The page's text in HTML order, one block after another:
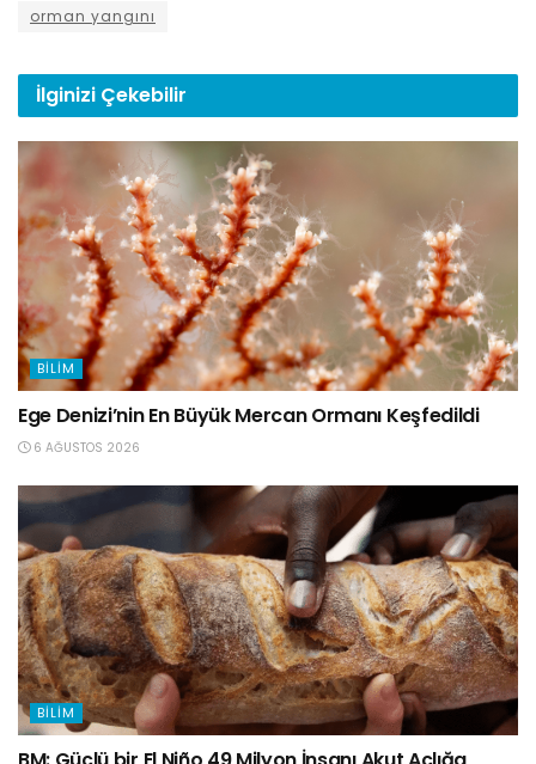
orman yangını
İlginizi Çekebilir
BILIM
Ege Denizi’nin En Büyük Mercan Ormanı Keşfedildi
6 AĞUSTOS 2026
BILIM